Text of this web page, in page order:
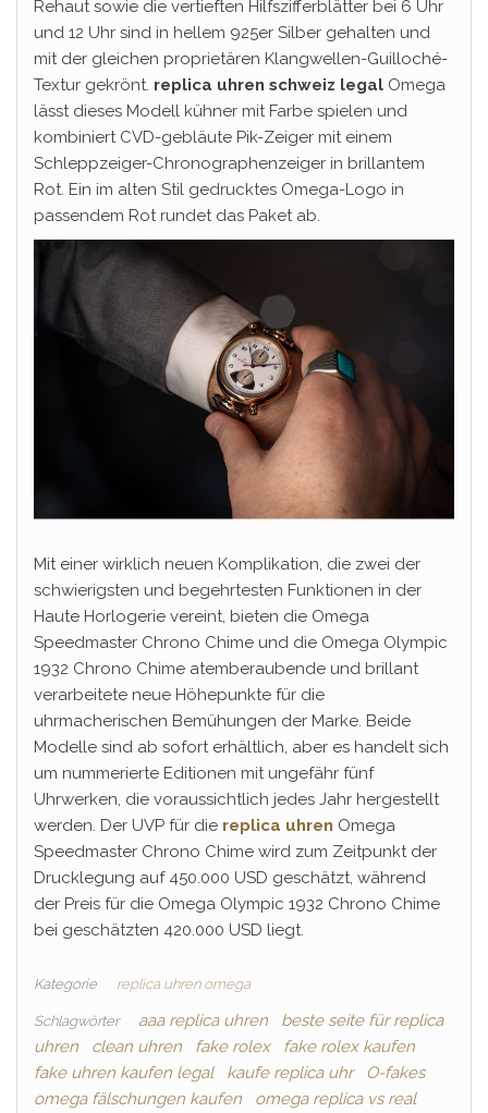
Rehaut sowie die vertieften Hilfszifferblätter bei 6 Uhr
und 12 Uhr sind in hellem 925er Silber gehalten und
mit der gleichen proprietären Klangwellen-Guilloché-
Textur gekrönt. replica uhren schweiz legal Omega
lässt dieses Modell kühner mit Farbe spielen und
kombiniert CVD-gebläute Pik-Zeiger mit einem
Schleppzeiger-Chronographenzeiger in brillantem
Rot. Ein im alten Stil gedrucktes Omega-Logo in
passendem Rot rundet das Paket ab.
Mit einer wirklich neuen Komplikation, die zwei der
schwierigsten und begehrtesten Funktionen in der
Haute Horlogerie vereint, bieten die Omega
Speedmaster Chrono Chime und die Omega Olympic
1932 Chrono Chime atemberaubende und brillant
verarbeitete neue Höhepunkte für die
uhrmacherischen Bemühungen der Marke. Beide
Modelle sind ab sofort erhältlich, aber es handelt sich
um nummerierte Editionen mit ungefähr fünf
Uhrwerken, die voraussichtlich jedes Jahr hergestellt
werden. Der UVP für die replica uhren Omega
Speedmaster Chrono Chime wird zum Zeitpunkt der
Drucklegung auf 450.000 USD geschätzt, während
der Preis für die Omega Olympic 1932 Chrono Chime
bei geschätzten 420.000 USD liegt.
Kategorie replica uhren omega
Schlagwörter aaa replica uhren
beste seite für replica
uhren
clean uhren fake rolex
fake rolex kaufen
fake uhren kaufen legal
kaufe replica uhr
O-fakes
omega fälschungen kaufen
omega replica vs real